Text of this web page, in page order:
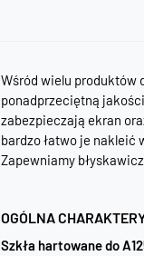
Wśród wielu produktów
ponadprzeciętną
zabezpieczają ekran
bardzo łatwo je nakleić
Zapewniamy
OGÓLNA
Szkła hartowane do